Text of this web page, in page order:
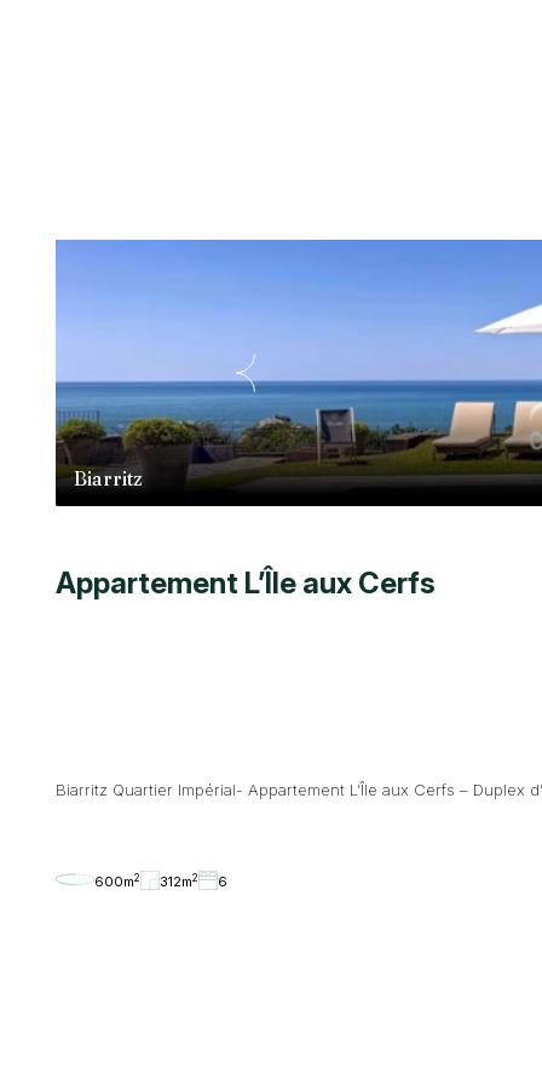
Biarritz
Appartement L’Île aux Cerfs
Biarritz Quartier Impérial- Appartement L’Île aux Cerfs – Duplex
600m2 312m2 6